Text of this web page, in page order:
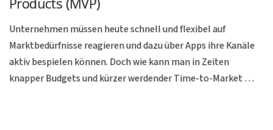
Unternehmen müssen heute schnell und flexibel auf
Marktbedürfnisse reagieren und dazu über Apps ihre Kanäle
aktiv bespielen können. Doch wie kann man in Zeiten
knapper Budgets und kürzer werdender Time-to-Market …